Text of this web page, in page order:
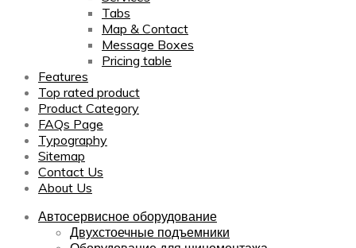
Tabs
Map & Contact
Message Boxes
Pricing table
Features
Top rated product
Product Category
FAQs Page
Typography
Sitemap
Contact Us
About Us
Автосервисное оборудование
Двухстоечные подъемники